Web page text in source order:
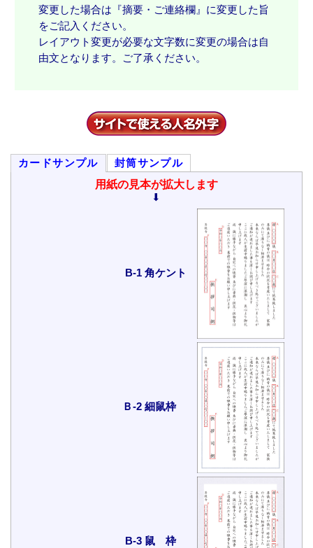
変更した場合は『摘要・ご連絡欄』に変更した旨
をご記入ください。
レイアウト変更が必要な文字数に変更の場合は自
由文となります。ご了承ください。
カードサンプル
封筒サンプル
用紙の見本が拡大します
⬇
B-1 角ケント
Ｂ-2 細鼠枠
B-3 鼠 枠